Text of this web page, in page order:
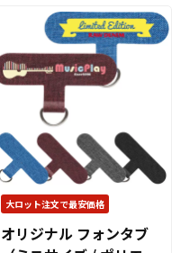
やストラップも取り
揃えております。 短納期・
小ロットでの対応も可能で
すのでご不明点がありまし
たらお気軽にご相談くださ
スポーツ、官公庁、同人グ
ッズなど様々な業界に人気
です。 短納期・小ロットで
の対応も可能ですのでご不
明点がありましたらお気軽
にご相談ください。
アダプター本体前面のアク
リルプレートに、美しいフ
ルカラー印刷による全面プ
リントが可能です。アクリ
ルプレートの裏側から印刷
するため、美しい光沢と立
体感があり、印刷面の傷や
剥がれを防ぐことができま
す。 もちろんPSE（電気用
品安全法）基準適合製品
で、加えて異常電流・電圧
を感知した場合には、自動
遮断する安全性を考慮した
大ロット注文で最安価格
オリジナル フォンタブ